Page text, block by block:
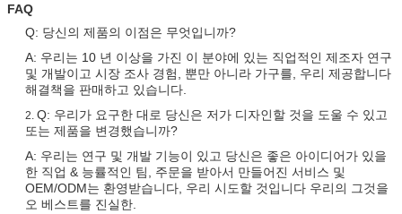
FAQ
Q: 당신의 제품의 이점은 무엇입니까?
A: 우리는 10 년 이상을 가진 이 분야에 있는 직업적인 제조자 연구
및 개발이고 시장 조사 경험, 뿐만 아니라 가구를, 우리 제공합니다
해결책을 판매하고 있습니다.
2. Q: 우리가 요구한 대로 당신은 저가 디자인할 것을 도울 수 있고
또는 제품을 변경했습니까?
A: 우리는 연구 및 개발 기능이 있고 당신은 좋은 아이디어가 있을
한 직업 & 능률적인 팀, 주문을 받아서 만들어진 서비스 및
OEM/ODM는 환영받습니다, 우리 시도할 것입니다 우리의 그것을
오 베스트를 진실한.